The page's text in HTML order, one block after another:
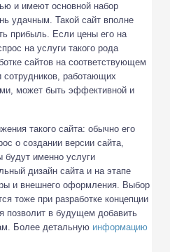
и имеют основной набор
удачным. Такой сайт вполне
прибыль. Если цены его на
на услуги такого рода
сайтов на соответствующем
сотрудников, работающих
может быть эффективной и
такого сайта: обычно его
о создании версии сайта,
будут именно услуги
дизайн сайта и на этапе
и внешнего оформления. Выбор
тоже при разработке концепции
позволит в будущем добавить
Более детальную информацию